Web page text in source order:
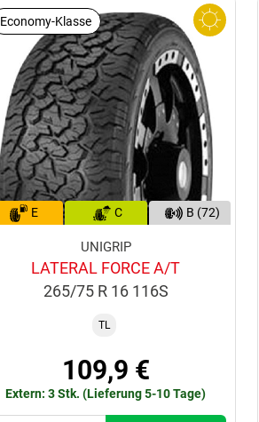
Economy-Klasse
E C B (72)
UNIGRIP
LATERAL FORCE A/T
265/75 R 16 116S
TL
109,9 €
Extern: 3 Stk. (Lieferung 5-10 Tage)